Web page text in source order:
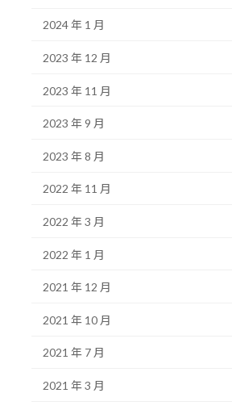
2024 年 1 月
2023 年 12 月
2023 年 11 月
2023 年 9 月
2023 年 8 月
2022 年 11 月
2022 年 3 月
2022 年 1 月
2021 年 12 月
2021 年 10 月
2021 年 7 月
2021 年 3 月